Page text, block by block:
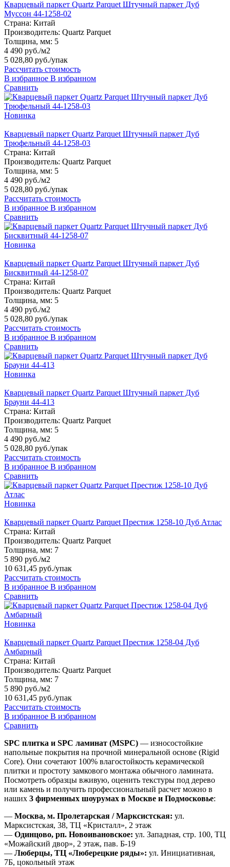
Кварцевый паркет Quartz Parquet Штучный паркет Дуб
Муссон 44-1258-02
Страна: Китай
Производитель: Quartz Parquet
Толщина, мм: 5
4 490 руб./м2
5 028,80 руб./упак
Рассчитать стоимость
В избранное В избранном
Сравнить
Новинка
Кварцевый паркет Quartz Parquet Штучный паркет Дуб
Трюфельный 44-1258-03
Страна: Китай
Производитель: Quartz Parquet
Толщина, мм: 5
4 490 руб./м2
5 028,80 руб./упак
Рассчитать стоимость
В избранное В избранном
Сравнить
Новинка
Кварцевый паркет Quartz Parquet Штучный паркет Дуб
Бисквитный 44-1258-07
Страна: Китай
Производитель: Quartz Parquet
Толщина, мм: 5
4 490 руб./м2
5 028,80 руб./упак
Рассчитать стоимость
В избранное В избранном
Сравнить
Новинка
Кварцевый паркет Quartz Parquet Штучный паркет Дуб
Брауни 44-413
Страна: Китай
Производитель: Quartz Parquet
Толщина, мм: 5
4 490 руб./м2
5 028,80 руб./упак
Рассчитать стоимость
В избранное В избранном
Сравнить
Новинка
Кварцевый паркет Quartz Parquet Престиж 1258-10 Дуб Атлас
Страна: Китай
Производитель: Quartz Parquet
Толщина, мм: 7
5 890 руб./м2
10 631,45 руб./упак
Рассчитать стоимость
В избранное В избранном
Сравнить
Новинка
Кварцевый паркет Quartz Parquet Престиж 1258-04 Дуб
Амбарный
Страна: Китай
Производитель: Quartz Parquet
Толщина, мм: 7
5 890 руб./м2
10 631,45 руб./упак
Рассчитать стоимость
В избранное В избранном
Сравнить
SPC плитка и SPC ламинат (MSPC) — износостойкие
напольные покрытия на прочной минеральной основе (Rigid
Core). Они сочетают 100% влагостойкость керамической
плитки и простоту замкового монтажа обычного ламината.
Посмотреть образцы вживую, оценить текстуры под дерево
или камень и получить профессиональный расчет можно в
наших 3 фирменных шоурумах в Москве и Подмосковье:
— Москва, м. Пролетарская / Марксистская: ул.
Марксистская, 38, ТЦ «Кристалл», 2 этаж
— Одинцово, рп. Новоивановское: ул. Западная, стр. 100, ТЦ
«Можайский двор», 2 этаж, пав. Б-19
— Люберцы, ТЦ «Люберецкие ряды»: ул. Инициативная,
7Б, цокольный этаж